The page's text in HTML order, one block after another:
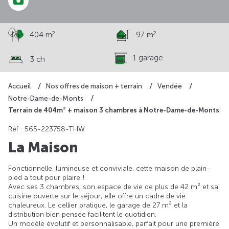
Accueil Nos offres de maison + terrain
Vendée
Notre-Dame-de-Monts
Terrain de 404m² + maison 3 chambres à Notre-Dame-de-Monts
404 m2 97 m2
3 ch 1 garage
Rèf : 565-223758-THW
La Maison
Fonctionnelle, lumineuse et conviviale, cette maison de plain-
pied a tout pour plaire !
Avec ses 3 chambres, son espace de vie de plus de 42 m² et sa
cuisine ouverte sur le séjour, elle offre un cadre de vie
chaleureux. Le cellier pratique, le garage de 27 m² et la
distribution bien pensée facilitent le quotidien.
Un modèle évolutif et personnalisable, parfait pour une première